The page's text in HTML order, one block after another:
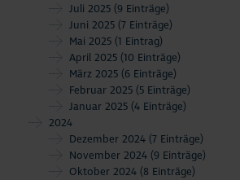
Juli 2025 (9 Einträge)
Juni 2025 (7 Einträge)
Mai 2025 (1 Eintrag)
April 2025 (10 Einträge)
März 2025 (6 Einträge)
Februar 2025 (5 Einträge)
Januar 2025 (4 Einträge)
2024
Dezember 2024 (7 Einträge)
November 2024 (9 Einträge)
Oktober 2024 (8 Einträge)